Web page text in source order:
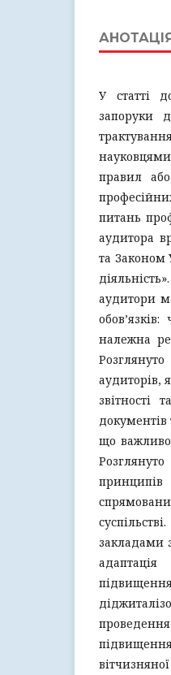
У статті
запоруки
правил
питань
аудитора
та Законом
аудитори
належна
аудиторів,
звітності
що важливо
принципів
закладами
проведення
підвищення